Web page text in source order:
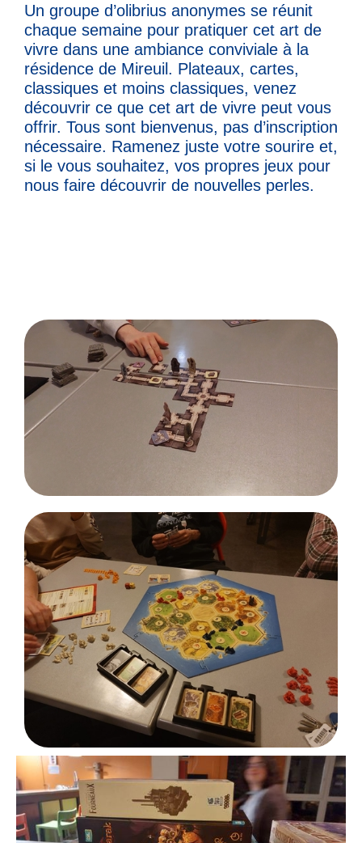
Un groupe d’olibrius anonymes se réunit
chaque semaine pour pratiquer cet art de
vivre dans une ambiance conviviale à la
résidence de Mireuil. Plateaux, cartes,
classiques et moins classiques, venez
découvrir ce que cet art de vivre peut vous
offrir. Tous sont bienvenus, pas d’inscription
nécessaire. Ramenez juste votre sourire et,
si le vous souhaitez, vos propres jeux pour
nous faire découvrir de nouvelles perles.